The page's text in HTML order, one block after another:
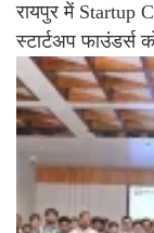
रायपुर में Startup
स्टार्टअप फाउंडर्स